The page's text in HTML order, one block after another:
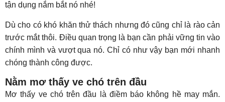
tận dụng nắm bắt nó nhé!
Dù cho có khó khăn thử thách nhưng đó cũng chỉ là rào cản
trước mắt thôi. Điều quan trọng là bạn cần phải vững tin vào
chính mình và vượt qua nó. Chỉ có như vậy bạn mới nhanh
chóng thành công được.
Nằm mơ thấy ve chó trên đầu
Mơ thấy ve chó trên đầu là điềm báo không hề may mắn.